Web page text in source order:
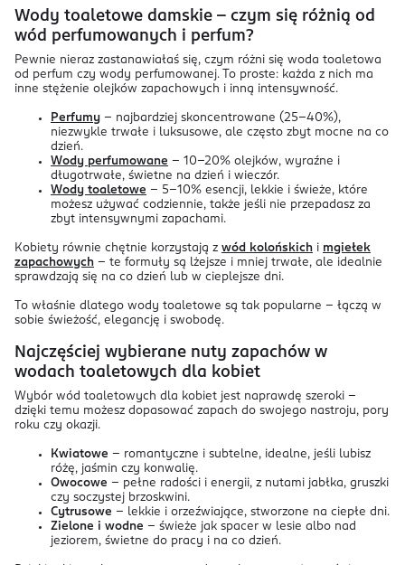
Wody toaletowe damskie – czym się różnią od
wód perfumowanych i perfum?
Pewnie nieraz zastanawiałaś się, czym różni się woda toaletowa
od perfum czy wody perfumowanej. To proste: każda z nich ma
inne stężenie olejków zapachowych i inną intensywność.
Perfumy – najbardziej skoncentrowane (25–40%),
niezwykle trwałe i luksusowe, ale często zbyt mocne na co
dzień.
Wody perfumowane – 10–20% olejków, wyraźne i
długotrwałe, świetne na dzień i wieczór.
Wody toaletowe – 5–10% esencji, lekkie i świeże, które
możesz używać codziennie, także jeśli nie przepadasz za
zbyt intensywnymi zapachami.
Kobiety równie chętnie korzystają z wód kolońskich i mgiełek
zapachowych – te formuły są lżejsze i mniej trwałe, ale idealnie
sprawdzają się na co dzień lub w cieplejsze dni.
To właśnie dlatego wody toaletowe są tak popularne – łączą w
sobie świeżość, elegancję i swobodę.
Najczęściej wybierane nuty zapachów w
wodach toaletowych dla kobiet
Wybór wód toaletowych dla kobiet jest naprawdę szeroki –
dzięki temu możesz dopasować zapach do swojego nastroju, pory
roku czy okazji.
Kwiatowe – romantyczne i subtelne, idealne, jeśli lubisz
różę, jaśmin czy konwalię.
Owocowe – pełne radości i energii, z nutami jabłka, gruszki
czy soczystej brzoskwini.
Cytrusowe – lekkie i orzeźwiające, stworzone na ciepłe dni.
Zielone i wodne – świeże jak spacer w lesie albo nad
jeziorem, świetne do pracy i na co dzień.